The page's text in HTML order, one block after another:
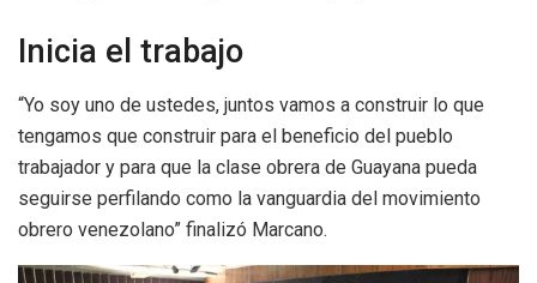
Inicia el trabajo
“Yo soy uno de ustedes, juntos vamos a construir lo que
tengamos que construir para el beneficio del pueblo
trabajador y para que la clase obrera de Guayana pueda
seguirse perfilando como la vanguardia del movimiento
obrero venezolano” finalizó Marcano.